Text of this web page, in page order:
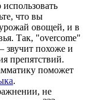
что вы
урожай овощей, и в
Так, "overcome"
похоже и
препятствий.
поможет
.
не